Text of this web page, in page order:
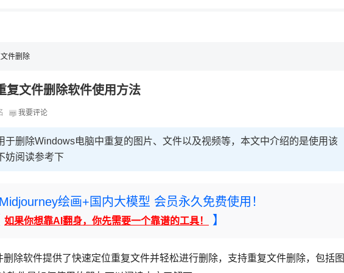
件删除
复文件删除软件使用方法
我要评论
于删除Windows电脑中重复的图片、文件以及视频等，本文中介绍的是使用该
妨阅读参考下
绘画+国内大模型 会员永久免费使用！
如果你想靠AI翻身，你先需要一个靠谱的工具！ 】
删除软件提供了快速定位重复文件并轻松进行删除，支持重复文件删除，包括图